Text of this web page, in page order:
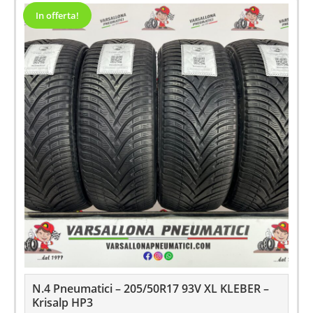
In offerta!
N.4 Pneumatici – 205/50R17 93V XL KLEBER –
Krisalp HP3